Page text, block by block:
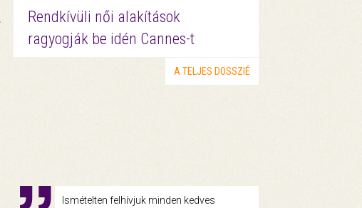
Rendkívüli női alakítások
ragyogják be idén Cannes-t
A TELJES DOSSZIÉ
Ismételten felhívjuk minden kedves